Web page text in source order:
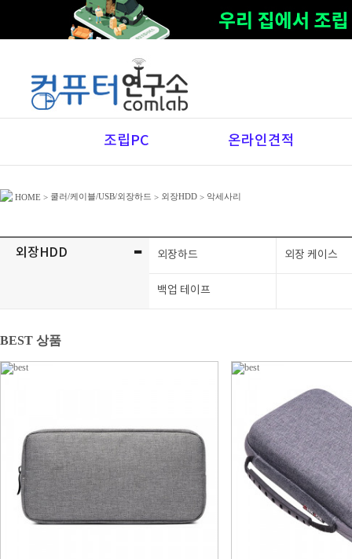
조립PC 온라인견적
HOME > 쿨러/케이블/USB/외장하드 > 외장HDD > 악세사리
외장HDD - 외장하드 외장 케이스
백업 테이프
BEST 상품